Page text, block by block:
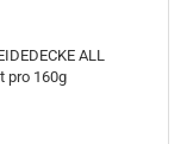
ALL
pro 160g